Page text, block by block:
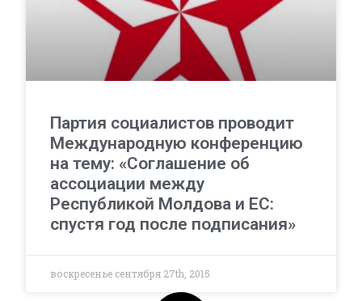
Партия социалистов проводит
Международную конференцию
на тему: «Соглашение об
ассоциации между
Республикой Молдова и ЕС:
спустя год после подписания»
воскресенье сентября 27th, 2015